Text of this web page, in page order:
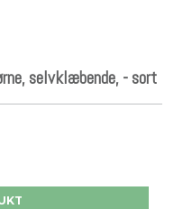
selvklæbende, - sort